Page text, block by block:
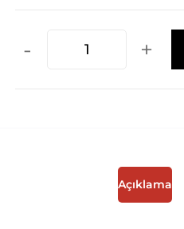
- +
Açıklama